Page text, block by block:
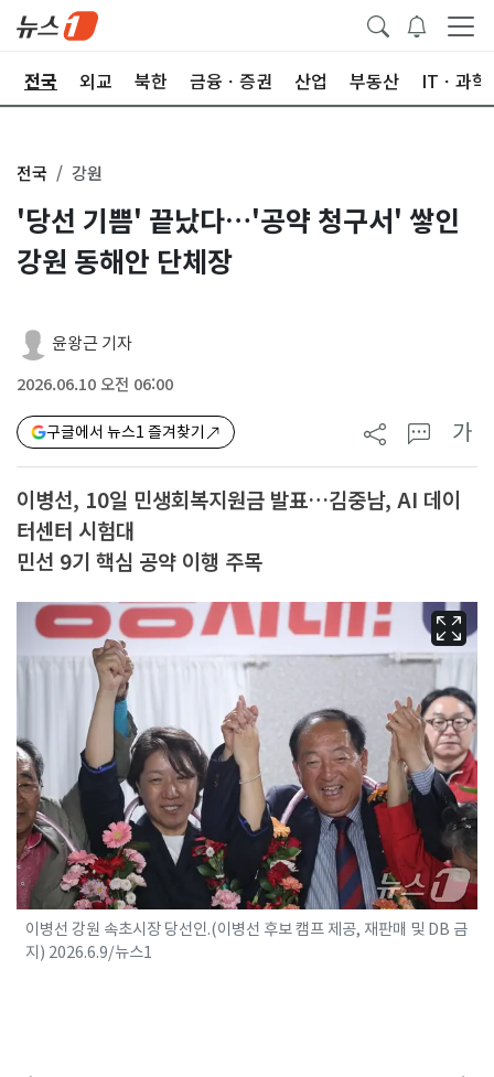
전국 외교 북한 금융ㆍ증권 산업 부동산 ITㆍ과학
전국 강원
'당선 기쁨' 끝났다…'공약 청구서' 쌓인
강원 동해안 단체장
윤왕근 기자
2026.06.10 오전 06:00
구글에서 뉴스1 즐겨찾기 가
이병선, 10일 민생회복지원금 발표…김중남, AI 데이
터센터 시험대
민선 9기 핵심 공약 이행 주목
이병선 강원 속초시장 당선인.(이병선 후보 캠프 제공, 재판매 및 DB 금
지) 2026.6.9/뉴스1